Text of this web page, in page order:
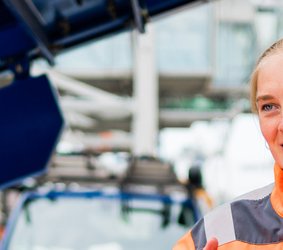
Center der HPA
aller Verkehrsmeldungen im